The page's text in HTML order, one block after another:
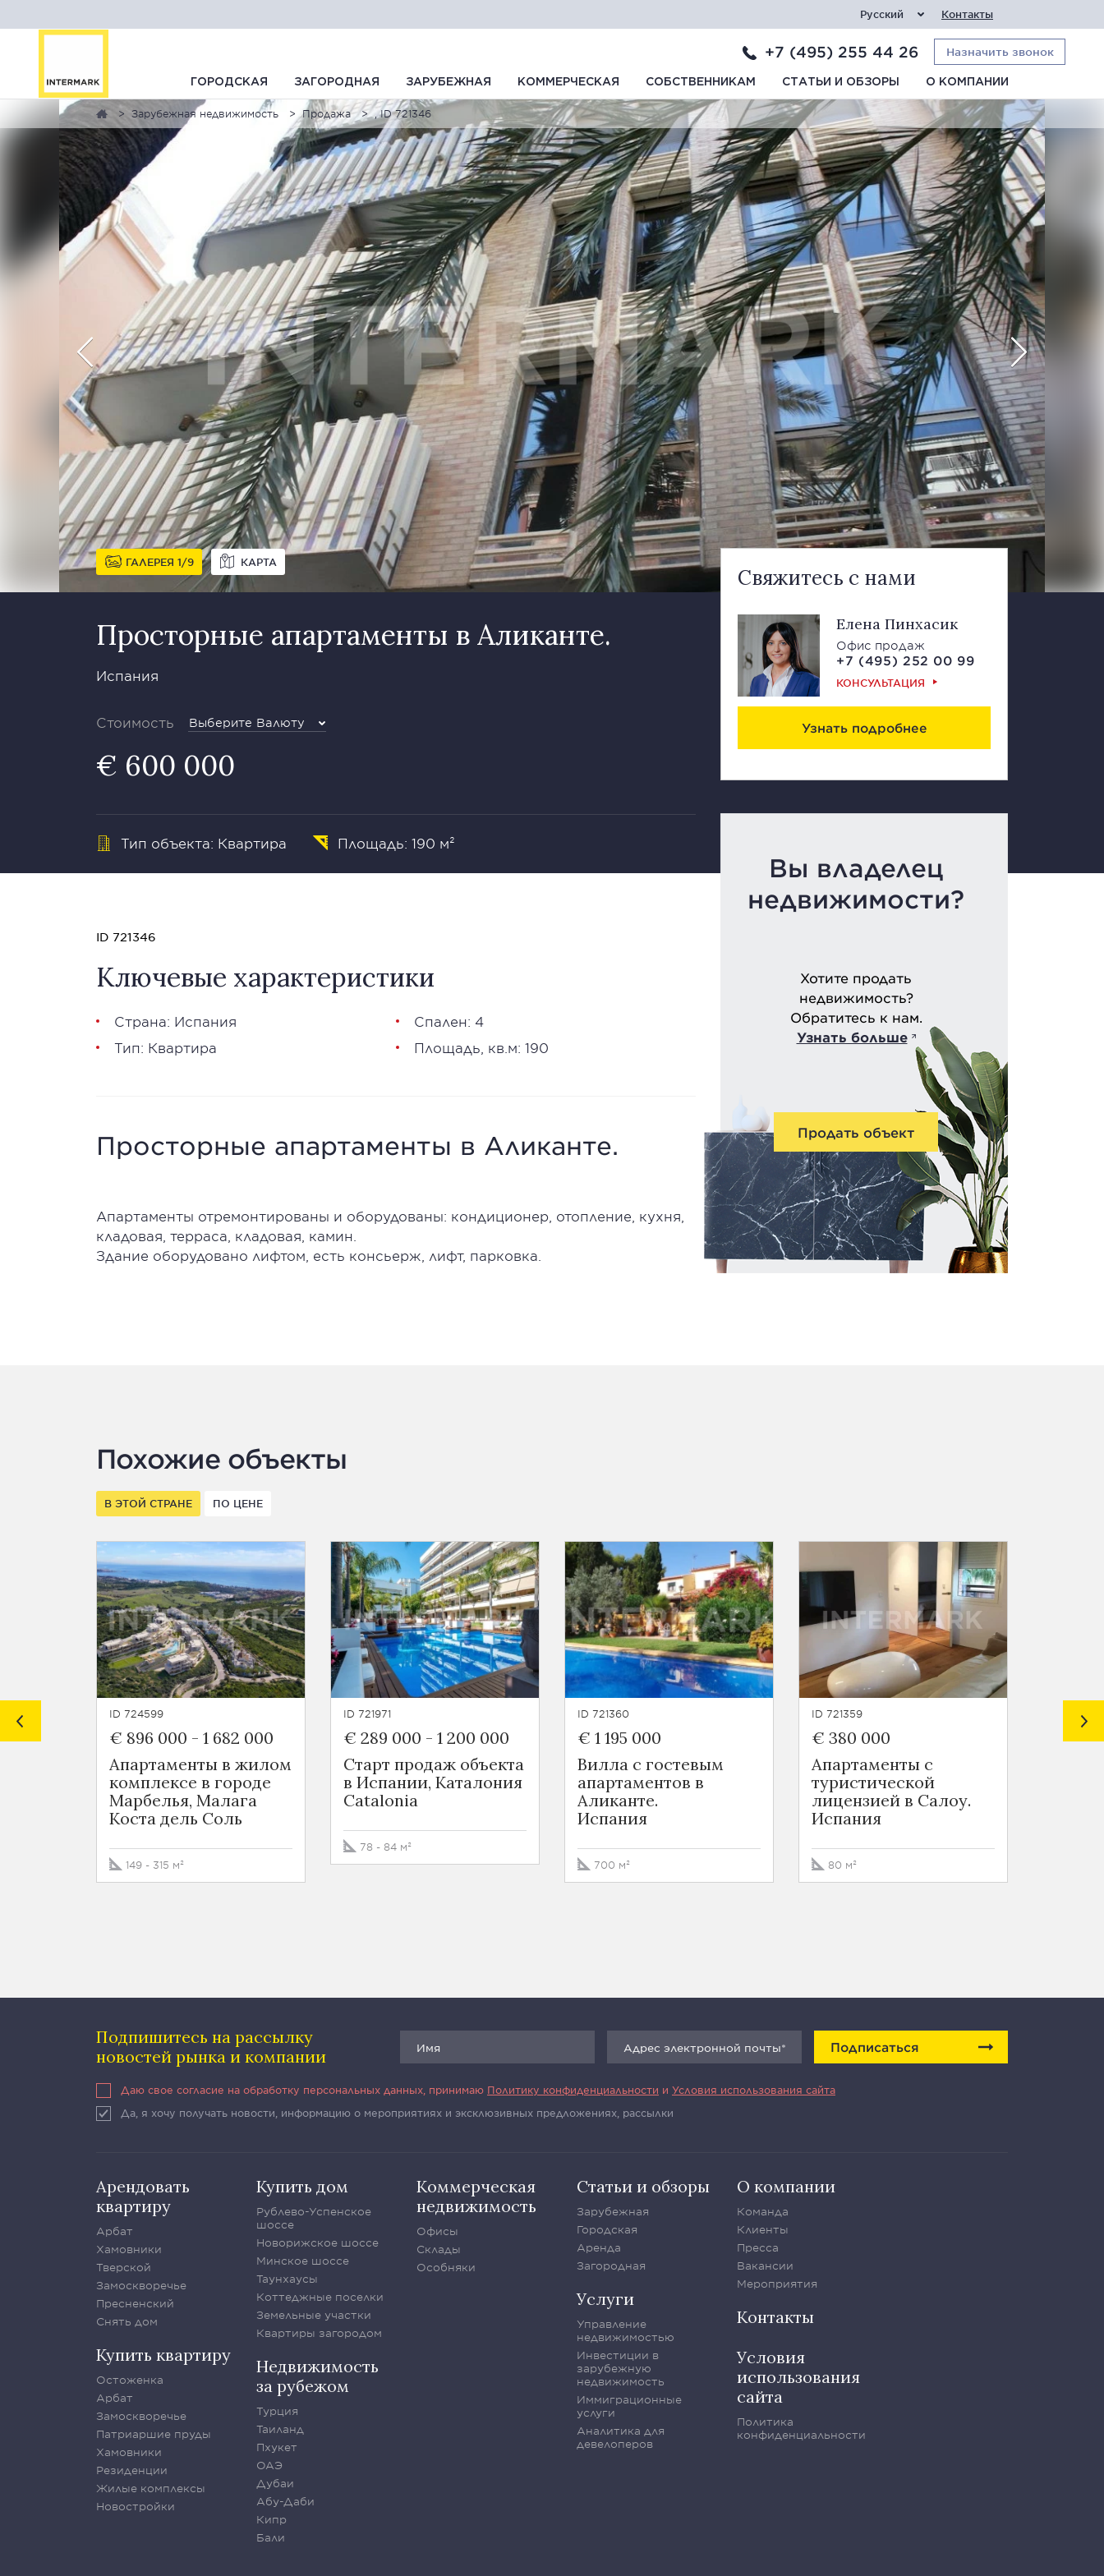
Русский Контакты
+7 (495) 255 44 26 Назначить звонок
ГОРОДСКАЯ ЗАГОРОДНАЯ ЗАРУБЕЖНАЯ КОММЕРЧЕСКАЯ СОБСТВЕННИКАМ СТАТЬИ И ОБЗОРЫ О КОМПАНИИ
Зарубежная недвижимость Продажа , ID 721346
ГАЛЕРЕЯ 1 9 КАРТА
Просторные апартаменты в Аликанте.
Испания
Стоимость Выберите Валюту
€ 600 000
Тип объекта: Квартира Площадь: 190 м²
Свяжитесь с нами
Елена Пинхасик
Офис продаж
+7 (495) 252 00 99
КОНСУЛЬТАЦИЯ
Узнать подробнее
Вы владелец
недвижимости?
Хотите продать
недвижимость?
Обратитесь к нам.
Узнать больше
Продать объект
ID 721346
Ключевые характеристики
Страна: Испания
Тип: Квартира
Спален: 4
Площадь, кв.м: 190
Просторные апартаменты в Аликанте.
Апартаменты отремонтированы и оборудованы: кондиционер, отопление, кухня,
кладовая, терраса, кладовая, камин.
Здание оборудовано лифтом, есть консьерж, лифт, парковка.
Похожие объекты
В ЭТОЙ СТРАНЕ ПО ЦЕНЕ
ID 724599
€ 896 000 - 1 682 000
Апартаменты в жилом
комплексе в городе
Марбелья, Малага
Коста дель Соль
149 - 315 м²
ID 721971
€ 289 000 - 1 200 000
Старт продаж объекта
в Испании, Каталония
Catalonia
78 - 84 м²
ID 721360
€ 1 195 000
Вилла с гостевым
апартаментов в
Аликанте.
Испания
700 м²
ID 721359
€ 380 000
Апартаменты с
туристической
лицензией в Салоу.
Испания
80 м²
ID 721358
$ 470
Подпишитесь на рассылку
новостей рынка и компании
Подписаться
Даю свое согласие на обработку персональных данных, принимаю Политику конфиденциальности и Условия использования сайта
Да, я хочу получать новости, информацию о мероприятиях и эксклюзивных предложениях, рассылки
Арендовать
квартиру
Арбат
Хамовники
Тверской
Замоскворечье
Пресненский
Снять дом
Купить квартиру
Остоженка
Арбат
Замоскворечье
Патриаршие пруды
Хамовники
Резиденции
Жилые комплексы
Новостройки
Купить дом
Рублево-Успенское
шоссе
Новорижское шоссе
Минское шоссе
Таунхаусы
Коттеджные поселки
Земельные участки
Квартиры загородом
Недвижимость
за рубежом
Турция
Таиланд
Пхукет
ОАЭ
Дубаи
Абу-Даби
Кипр
Бали
Коммерческая
недвижимость
Офисы
Склады
Особняки
Статьи и обзоры
Зарубежная
Городская
Аренда
Загородная
Услуги
Управление
недвижимостью
Инвестиции в
зарубежную
недвижимость
Иммиграционные
услуги
Аналитика для
девелоперов
О компании
Команда
Клиенты
Пресса
Вакансии
Мероприятия
Контакты
Условия
использования
сайта
Политика
конфиденциальности